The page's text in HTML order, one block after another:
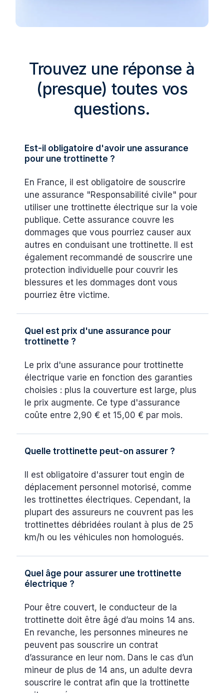
Trouvez une réponse à
(presque) toutes vos
questions.
Est-il obligatoire d'avoir une assurance
pour une trottinette ?
En France, il est obligatoire de souscrire
une assurance "Responsabilité civile" pour
utiliser une trottinette électrique sur la voie
publique. Cette assurance couvre les
dommages que vous pourriez causer aux
autres en conduisant une trottinette. Il est
également recommandé de souscrire une
protection individuelle pour couvrir les
blessures et les dommages dont vous
pourriez être victime.
Quel est prix d'une assurance pour
trottinette ?
Le prix d'une assurance pour trottinette
électrique varie en fonction des garanties
choisies : plus la couverture est large, plus
le prix augmente. Ce type d'assurance
coûte entre 2,90 € et 15,00 € par mois.
Quelle trottinette peut-on assurer ?
Il est obligatoire d'assurer tout engin de
déplacement personnel motorisé, comme
les trottinettes électriques. Cependant, la
plupart des assureurs ne couvrent pas les
trottinettes débridées roulant à plus de 25
km/h ou les véhicules non homologués.
Quel âge pour assurer une trottinette
électrique ?
Pour être couvert, le conducteur de la
trottinette doit être âgé d’au moins 14 ans.
En revanche, les personnes mineures ne
peuvent pas souscrire un contrat
d’assurance en leur nom. Dans le cas d’un
mineur de plus de 14 ans, un adulte devra
souscrire le contrat afin que la trottinette